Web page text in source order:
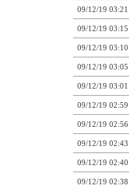
09/12/19 03:21
09/12/19 03:15
09/12/19 03:10
09/12/19 03:05
09/12/19 03:01
09/12/19 02:59
09/12/19 02:56
09/12/19 02:43
09/12/19 02:40
09/12/19 02:38